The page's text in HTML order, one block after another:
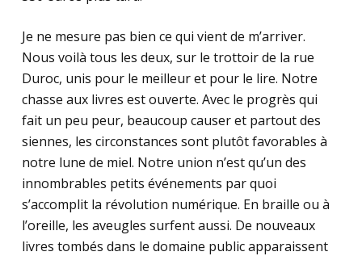
Je ne mesure pas bien ce qui vient de m’arriver.
Nous voilà tous les deux, sur le trottoir de la rue
Duroc, unis pour le meilleur et pour le lire. Notre
chasse aux livres est ouverte. Avec le progrès qui
fait un peu peur, beaucoup causer et partout des
siennes, les circonstances sont plutôt favorables à
notre lune de miel. Notre union n’est qu’un des
innombrables petits événements par quoi
s’accomplit la révolution numérique. En braille ou à
l’oreille, les aveugles surfent aussi. De nouveaux
livres tombés dans le domaine public apparaissent